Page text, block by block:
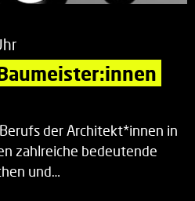
der Architekt*innen in
zahlreiche bedeutende
und…